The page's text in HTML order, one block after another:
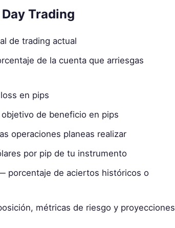
Trading
de trading actual
de la cuenta que arriesgas
en pips
de beneficio en pips
operaciones planeas realizar
por pip de tu instrumento
porcentaje de aciertos históricos o
métricas de riesgo y proyecciones